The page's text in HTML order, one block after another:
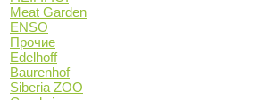
Meat Garden
ENSO
Прочие
Edelhoff
Baurenhof
Siberia ZOO